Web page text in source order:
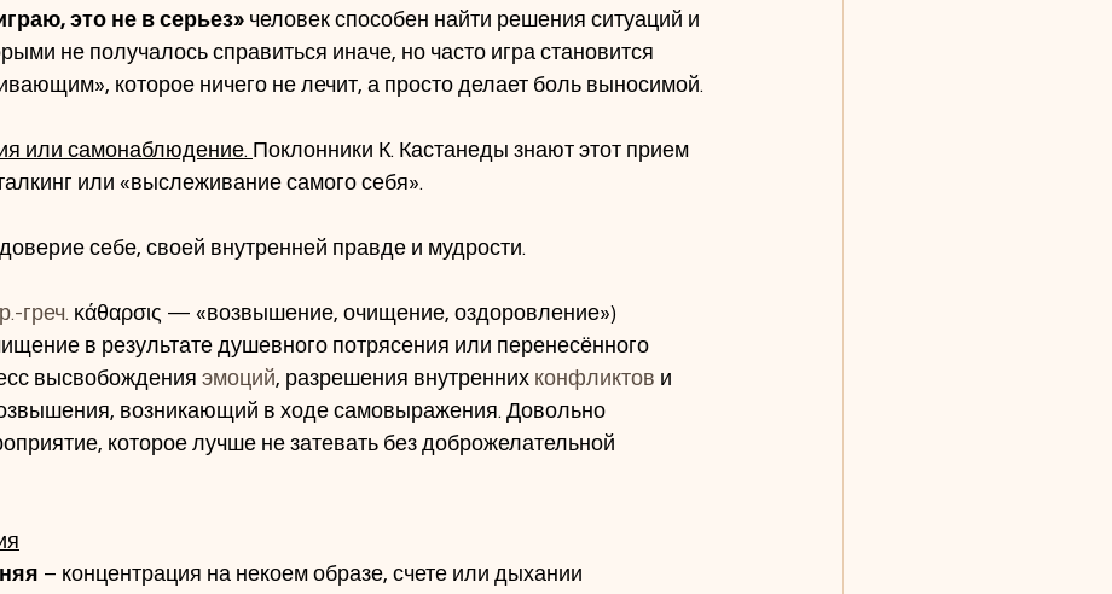
это не в серьез» человек способен найти решения ситуаций и
не получалось справиться иначе, но часто игра становится
которое ничего не лечит, а просто делает боль выносимой.
или самонаблюдение. Поклонники К. Кастанеды знают этот прием
или «выслеживание самого себя».
себе, своей внутренней правде и мудрости.
греч. κάθαρσις — «возвышение, очищение, оздоровление»)
в результате душевного потрясения или перенесённого
высвобождения эмоций, разрешения внутренних конфликтов и
возникающий в ходе самовыражения. Довольно
которое лучше не затевать без доброжелательной
– концентрация на некоем образе, счете или дыхании